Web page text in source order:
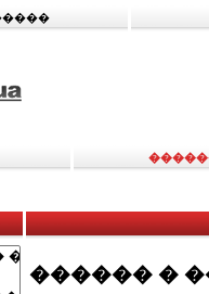
������ �